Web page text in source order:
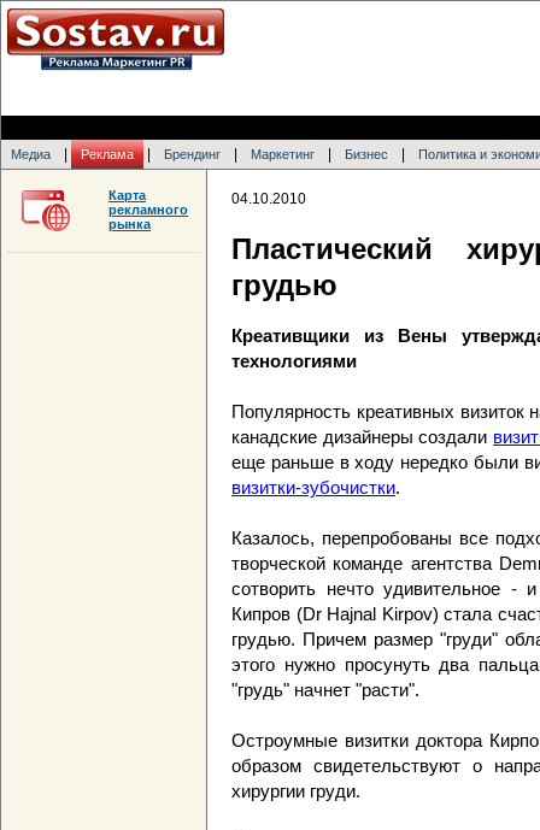
Медиа Реклама Брендинг Маркетинг Бизнес Политика и
04.10.2010
Пластический
грудью
Креативщики из Вены
технологиями
Популярность креативных визиток
канадские дизайнеры создали
еще раньше в ходу нередко были
визитки-зубочистки.
Казалось, перепробованы все
творческой команде агентства
сотворить нечто удивительное -
Кипров (Dr Hajnal Kirpov) стала
грудью. Причем размер "груди"
этого нужно просунуть два
"грудь" начнет "расти".
Остроумные визитки доктора
образом свидетельствуют о
хирургии груди.
Карта
рекламного
рынка